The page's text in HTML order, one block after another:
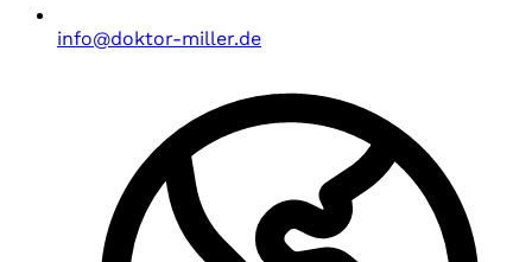
info@doktor-miller.de